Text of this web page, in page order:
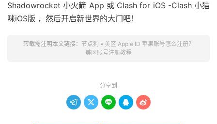
Shadowrocket 小火箭 App 或 Clash for iOS -Clash 小猫
咪iOS版 ，然后开启新世界的大门吧！
转载需注明本文链接： 节点狗 » 美区 Apple ID 苹果账号怎么注册？
美区账号注册教程
分享到
    